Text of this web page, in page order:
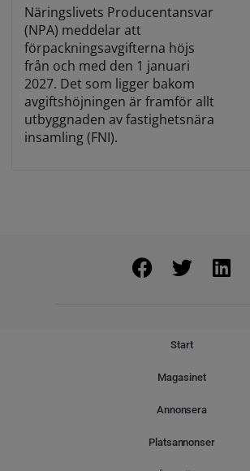
Näringslivets Producentansvar
(NPA) meddelar att
förpackningsavgifterna höjs
från och med den 1 januari
2027. Det som ligger bakom
avgiftshöjningen är framför allt
utbyggnaden av fastighetsnära
insamling (FNI).
Start
Magasinet
Annonsera
Platsannonser